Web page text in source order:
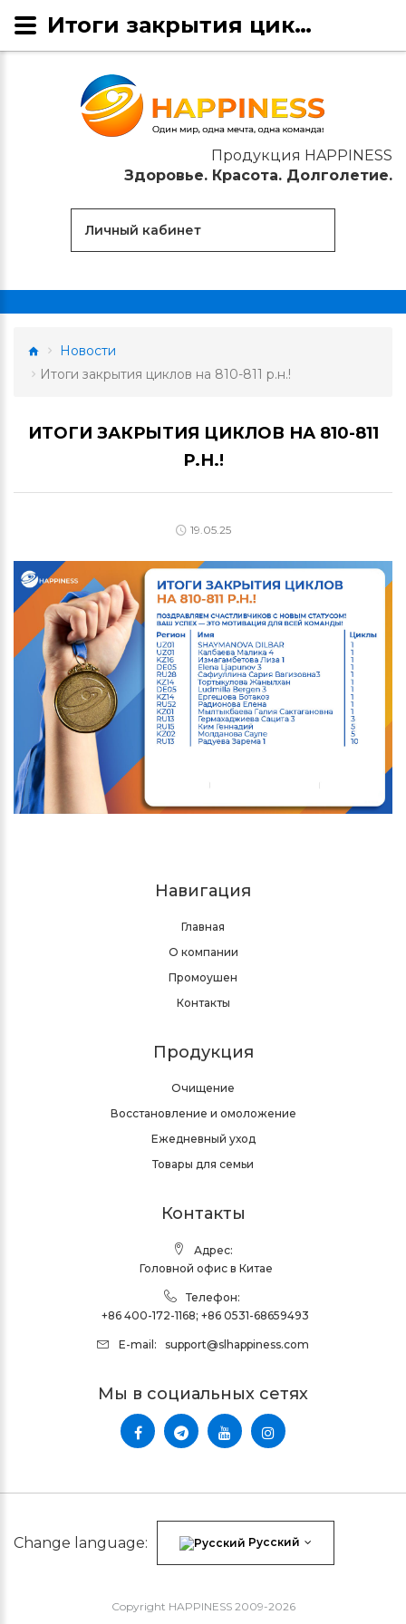
Продукция HAPPINESS
Здоровье. Красота. Долголетие.
Личный кабинет
Новости
Итоги закрытия циклов на 810-811 р.н.!
ИТОГИ ЗАКРЫТИЯ ЦИКЛОВ НА 810-811
Р.Н.!
19.05.25
Навигация
Главная
О компании
Промоушен
Контакты
Продукция
Очищение
Восстановление и омоложение
Ежедневный уход
Товары для семьи
Контакты
Адрес:
Головной офис в Китае
Телефон:
+86 400-172-1168; +86 0531-68659493
E-mail: support@slhappiness.com
Мы в социальных сетях
Change language: Русский
Copyright HAPPINESS 2009-2026
Итоги закрытия циклов на 810-811 р.н.!